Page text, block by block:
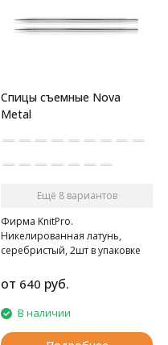
Спицы съемные Nova
Metal
Ещё 8 вариантов
Фирма KnitPro.
Никелированная латунь,
серебристый, 2шт в упаковке
от 640 руб.
В наличии